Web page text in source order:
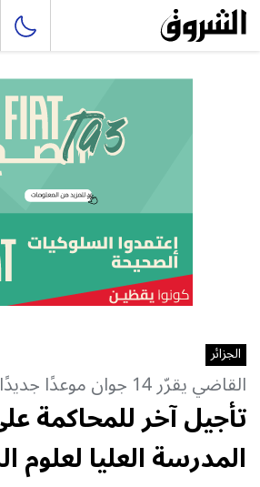
الجزائر
القاضي يقرّر 14 جوان موعدًا جديدًا لمثول المتهمين:
تأجيل آخر للمحاكمة
المدرسة العليا لعلوم